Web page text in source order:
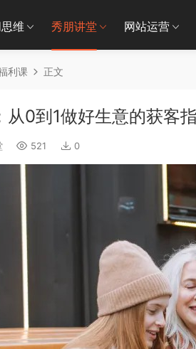
维 秀朋讲堂 网站运营
利课 正文
从0到1做好生意的获客
521 0